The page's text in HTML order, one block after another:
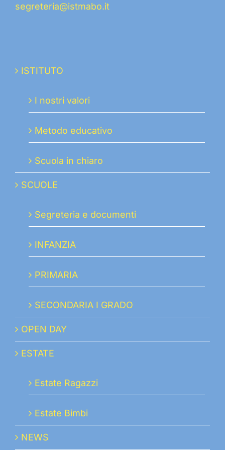
segreteria@istmabo.it
ISTITUTO
I nostri valori
Metodo educativo
Scuola in chiaro
SCUOLE
Segreteria e documenti
INFANZIA
PRIMARIA
SECONDARIA I GRADO
OPEN DAY
ESTATE
Estate Ragazzi
Estate Bimbi
NEWS